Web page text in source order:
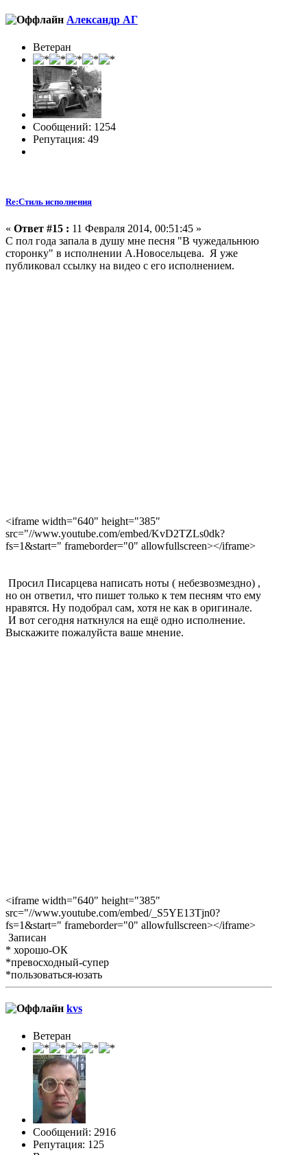
Александр АГ
Ветеран
Сообщений: 1254
Репутация: 49
Re:Стиль исполнения
« Ответ #15 : 11 Февраля 2014, 00:51:45 »
С пол года запала в душу мне песня "В чужедальнюю
сторонку" в исполнении А.Новосельцева. Я уже
публиковал ссылку на видео с его исполнением.
<iframe width="640" height="385"
src="//www.youtube.com/embed/KvD2TZLs0dk?
fs=1&start=" frameborder="0" allowfullscreen></iframe>
Просил Писарцева написать ноты ( небезвозмездно) ,
но он ответил, что пишет только к тем песням что ему
нравятся. Ну подобрал сам, хотя не как в оригинале.
И вот сегодня наткнулся на ещё одно исполнение.
Выскажите пожалуйста ваше мнение.
<iframe width="640" height="385"
src="//www.youtube.com/embed/_S5YE13Tjn0?
fs=1&start=" frameborder="0" allowfullscreen></iframe>
Записан
* хорошо-ОК
*превосходный-супер
*пользоваться-юзать
kvs
Ветеран
Сообщений: 2916
Репутация: 125